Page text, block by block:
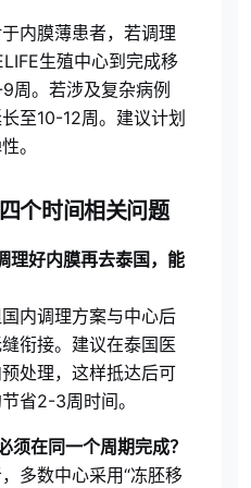
内膜薄患者，若调理
生殖中心到完成移
周。若涉及复杂病例
至10-12周。建议计划
。
个时间相关问题
理好内膜再去泰国，能
内调理方案与中心后
衔接。建议在泰国医
处理，这样抵达后可
省2-3周时间。
须在同一个周期完成？
多数中心采用“冻胚移